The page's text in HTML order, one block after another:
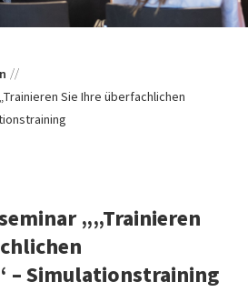
Sie Ihre überfachlichen
„„Trainieren
– Simulationstraining